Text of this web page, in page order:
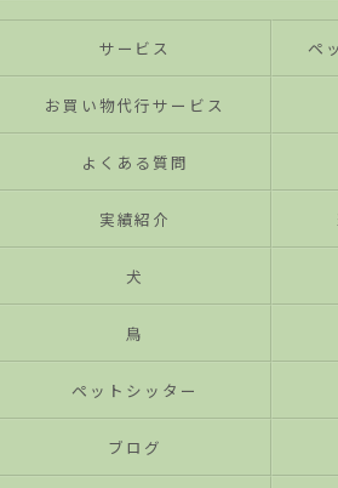
サービス ペ
お買い物代行サービス
よくある質問
実績紹介
犬
鳥
ペットシッター
ブログ